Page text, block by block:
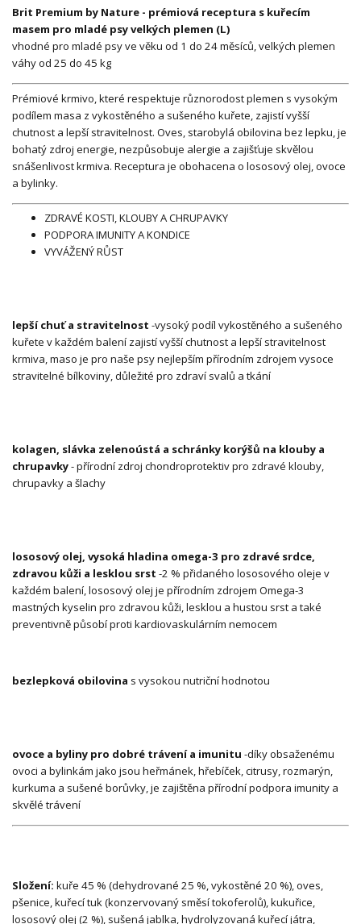
Brit Premium by Nature - prémiová receptura s kuřecím
masem pro mladé psy velkých plemen (L)
vhodné pro mladé psy ve věku od 1 do 24 měsíců, velkých plemen
váhy od 25 do 45 kg
Prémiové krmivo, které respektuje různorodost plemen s vysokým
podílem masa z vykostěného a sušeného kuřete, zajistí vyšší
chutnost a lepší stravitelnost. Oves, starobylá obilovina bez lepku, je
bohatý zdroj energie, nezpůsobuje alergie a zajišťuje skvělou
snášenlivost krmiva. Receptura je obohacena o lososový olej, ovoce
a bylinky.
ZDRAVÉ KOSTI, KLOUBY A CHRUPAVKY
PODPORA IMUNITY A KONDICE
VYVÁŽENÝ RŮST
lepší chuť a stravitelnost -vysoký podíl vykostěného a sušeného
kuřete v každém balení zajistí vyšší chutnost a lepší stravitelnost
krmiva, maso je pro naše psy nejlepším přírodním zdrojem vysoce
stravitelné bílkoviny, důležité pro zdraví svalů a tkání
kolagen, slávka zelenoústá a schránky korýšů na klouby a
chrupavky- přírodní zdroj chondroprotektiv pro zdravé klouby,
chrupavky a šlachy
lososový olej, vysoká hladina omega-3 pro zdravé srdce,
zdravou kůži a lesklou srst -2 % přidaného lososového oleje v
každém balení, lososový olej je přírodním zdrojem Omega-3
mastných kyselin pro zdravou kůži, lesklou a hustou srst a také
preventivně působí proti kardiovaskulárním nemocem
bezlepková obilovina s vysokou nutriční hodnotou
ovoce a byliny pro dobré trávení a imunitu -díky obsaženému
ovoci a bylinkám jako jsou heřmánek, hřebíček, citrusy, rozmarýn,
kurkuma a sušené borůvky, je zajištěna přírodní podpora imunity a
skvělé trávení
Složení: kuře 45 % (dehydrované 25 %, vykostěné 20 %), oves,
pšenice, kuřecí tuk (konzervovaný směsí tokoferolů), kukuřice,
lososový olej (2 %), sušená jablka, hydrolyzovaná kuřecí játra,